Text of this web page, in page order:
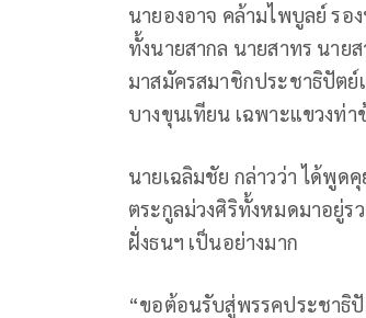
นายองอาจ คล้ามไพบูลย์ ร
ทั้งนายสากล นายสาทร นาย
มาสมัครสมาชิกประชาธิปัต
บางขุนเทียน เฉพาะแขวงท่
นายเฉลิมชัย กล่าวว่า ได้พูด
ตระกูลม่วงศิริทั้งหมดมาอยู่ร
ฝั่งธนฯ เป็นอย่างมาก
“ขอต้อนรับสู่พรรคประชาธิ